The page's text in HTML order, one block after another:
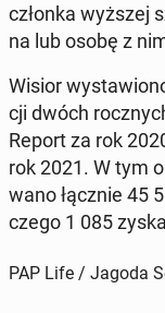
członka wyższej
na lub osobę z
Wisior
cji dwóch
Report za rok
rok 2021. W tym
wa­no łącznie 45
czego 1 085
PAP Life / Jagoda